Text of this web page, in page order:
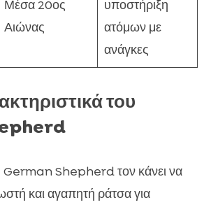
Μέσα 20ος
Αιώνας
υποστήριξη
ατόμων με
ανάγκες
του
German Shepherd τον κάνει να
και αγαπητή ράτσα για